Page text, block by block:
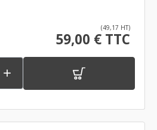
(49,17 HT)
59,00 € TTC
